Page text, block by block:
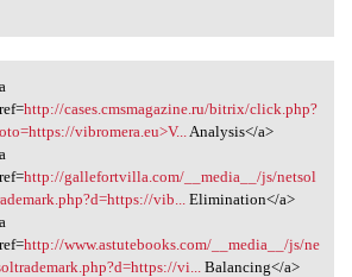
cases
http://cases.cmsmagazine.ru/bitrix/click.php?
vibromera.eu>V...
Analysis</a>
http://gallefortvilla.com/__media__/js/netsol
vib...
Elimination</a>
http://www.astutebooks.com/__media__/js/ne
vi...
Balancing</a>